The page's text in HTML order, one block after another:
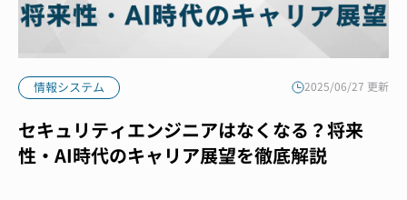
情報システム 2025/06/27 更新
セキュリティエンジニアはなくなる？将来
性・AI時代のキャリア展望を徹底解説